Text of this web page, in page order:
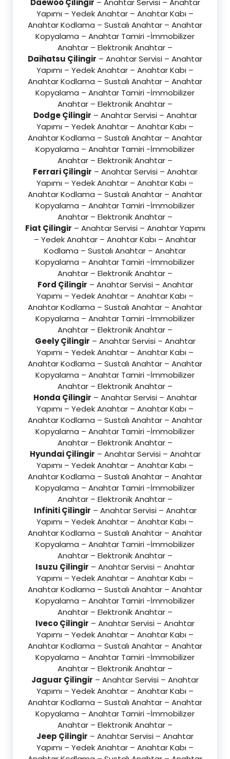
Daewoo Çilingir – Anahtar Servisi – Anahtar
Yapımı – Yedek Anahtar – Anahtar Kabı –
Anahtar Kodlama – Sustalı Anahtar – Anahtar
Kopyalama – Anahtar Tamiri -İmmobilizer
Anahtar – Elektronik Anahtar –
Daihatsu Çilingir – Anahtar Servisi – Anahtar
Yapımı – Yedek Anahtar – Anahtar Kabı –
Anahtar Kodlama – Sustalı Anahtar – Anahtar
Kopyalama – Anahtar Tamiri -İmmobilizer
Anahtar – Elektronik Anahtar –
Dodge Çilingir – Anahtar Servisi – Anahtar
Yapımı – Yedek Anahtar – Anahtar Kabı –
Anahtar Kodlama – Sustalı Anahtar – Anahtar
Kopyalama – Anahtar Tamiri -İmmobilizer
Anahtar – Elektronik Anahtar –
Ferrari Çilingir – Anahtar Servisi – Anahtar
Yapımı – Yedek Anahtar – Anahtar Kabı –
Anahtar Kodlama – Sustalı Anahtar – Anahtar
Kopyalama – Anahtar Tamiri -İmmobilizer
Anahtar – Elektronik Anahtar –
Fiat Çilingir – Anahtar Servisi – Anahtar Yapımı
– Yedek Anahtar – Anahtar Kabı – Anahtar
Kodlama – Sustalı Anahtar – Anahtar
Kopyalama – Anahtar Tamiri -İmmobilizer
Anahtar – Elektronik Anahtar –
Ford Çilingir – Anahtar Servisi – Anahtar
Yapımı – Yedek Anahtar – Anahtar Kabı –
Anahtar Kodlama – Sustalı Anahtar – Anahtar
Kopyalama – Anahtar Tamiri -İmmobilizer
Anahtar – Elektronik Anahtar –
Geely Çilingir – Anahtar Servisi – Anahtar
Yapımı – Yedek Anahtar – Anahtar Kabı –
Anahtar Kodlama – Sustalı Anahtar – Anahtar
Kopyalama – Anahtar Tamiri -İmmobilizer
Anahtar – Elektronik Anahtar –
Honda Çilingir – Anahtar Servisi – Anahtar
Yapımı – Yedek Anahtar – Anahtar Kabı –
Anahtar Kodlama – Sustalı Anahtar – Anahtar
Kopyalama – Anahtar Tamiri -İmmobilizer
Anahtar – Elektronik Anahtar –
Hyundai Çilingir – Anahtar Servisi – Anahtar
Yapımı – Yedek Anahtar – Anahtar Kabı –
Anahtar Kodlama – Sustalı Anahtar – Anahtar
Kopyalama – Anahtar Tamiri -İmmobilizer
Anahtar – Elektronik Anahtar –
Infiniti Çilingir – Anahtar Servisi – Anahtar
Yapımı – Yedek Anahtar – Anahtar Kabı –
Anahtar Kodlama – Sustalı Anahtar – Anahtar
Kopyalama – Anahtar Tamiri -İmmobilizer
Anahtar – Elektronik Anahtar –
Isuzu Çilingir – Anahtar Servisi – Anahtar
Yapımı – Yedek Anahtar – Anahtar Kabı –
Anahtar Kodlama – Sustalı Anahtar – Anahtar
Kopyalama – Anahtar Tamiri -İmmobilizer
Anahtar – Elektronik Anahtar –
Iveco Çilingir – Anahtar Servisi – Anahtar
Yapımı – Yedek Anahtar – Anahtar Kabı –
Anahtar Kodlama – Sustalı Anahtar – Anahtar
Kopyalama – Anahtar Tamiri -İmmobilizer
Anahtar – Elektronik Anahtar –
Jaguar Çilingir – Anahtar Servisi – Anahtar
Yapımı – Yedek Anahtar – Anahtar Kabı –
Anahtar Kodlama – Sustalı Anahtar – Anahtar
Kopyalama – Anahtar Tamiri -İmmobilizer
Anahtar – Elektronik Anahtar –
Jeep Çilingir – Anahtar Servisi – Anahtar
Yapımı – Yedek Anahtar – Anahtar Kabı –